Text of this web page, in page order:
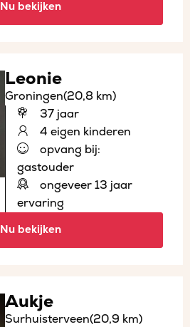
Nu bekijken
Leonie
Groningen(20,8 km)
37 jaar
4 eigen kinderen
opvang bij:
gastouder
ongeveer 13 jaar
ervaring
Nu bekijken
Aukje
Surhuisterveen(20,9 km)